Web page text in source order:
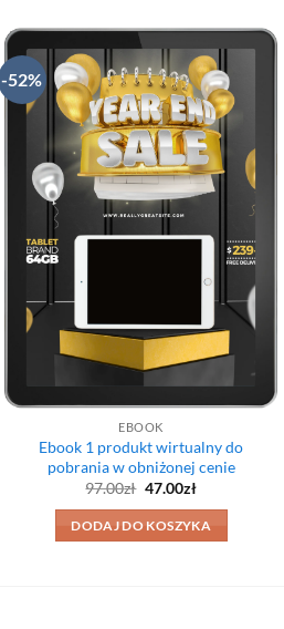
-52%
EBOOK
Ebook 1 produkt wirtualny do
pobrania w obniżonej cenie
97.00zł Pierwotna
wynosiła:
97.00zł.
47.00złAktualna
wynosi:
47.00zł.
DODAJ DO KOSZYKA